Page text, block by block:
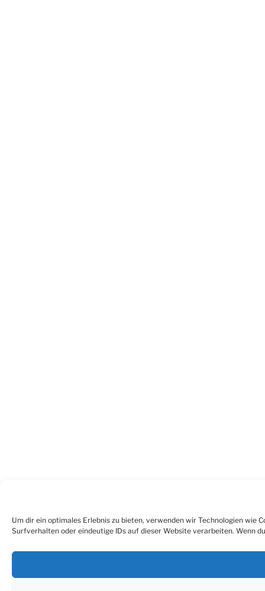
Um dir ein optimales Erlebnis zu bieten, verwenden wir Technologien wie
Surfverhalten oder eindeutige IDs auf dieser Website verarbeiten. Wenn